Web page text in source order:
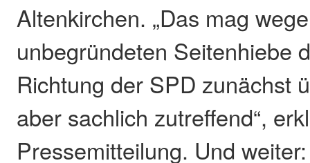
Altenkirchen. „Das mag
unbegründeten Seitenhiebe
Richtung der SPD zunächst
aber sachlich zutreffend“,
Pressemitteilung. Und